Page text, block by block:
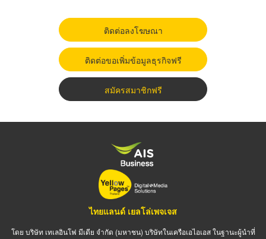
ติดต่อลงโฆษณา
ติดต่อขอเพิ่มข้อมูลธุรกิจฟรี
สมัครสมาชิกฟรี
ไทยแลนด์ เยลโล่เพจเจส
โดย บริษัท เทเลอินโฟ มีเดีย จำกัด (มหาชน) บริษัทในเครือเอไอเอส ในฐานะผู้นำที่